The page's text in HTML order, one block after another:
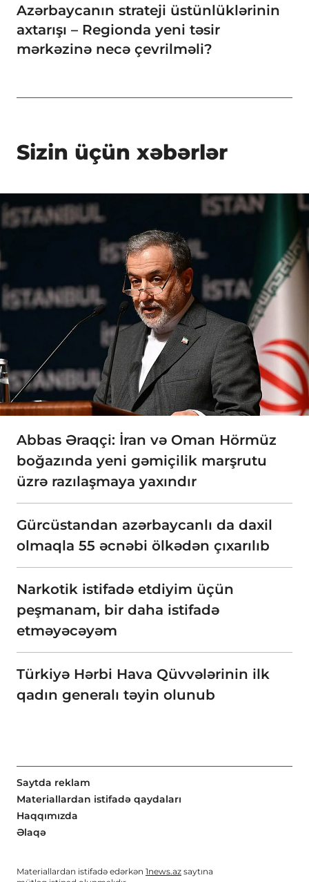
Azərbaycanın strateji üstünlüklərinin
axtarışı – Regionda yeni təsir
mərkəzinə necə çevrilməli?
Sizin üçün xəbərlər
Abbas Əraqçi: İran və Oman Hörmüz
boğazında yeni gəmiçilik marşrutu
üzrə razılaşmaya yaxındır
Gürcüstandan azərbaycanlı da daxil
olmaqla 55 əcnəbi ölkədən çıxarılıb
Narkotik istifadə etdiyim üçün
peşmanam, bir daha istifadə
etməyəcəyəm
Türkiyə Hərbi Hava Qüvvələrinin ilk
qadın generalı təyin olunub
Saytda reklam
Materiallardan istifadə qaydaları
Haqqımızda
Əlaqə
Materiallardan istifadə edərkən 1news.az saytına